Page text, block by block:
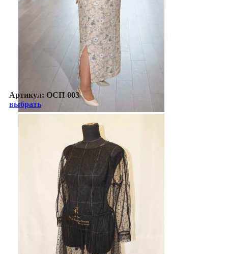
Артикул: ОСП-003
выбрать